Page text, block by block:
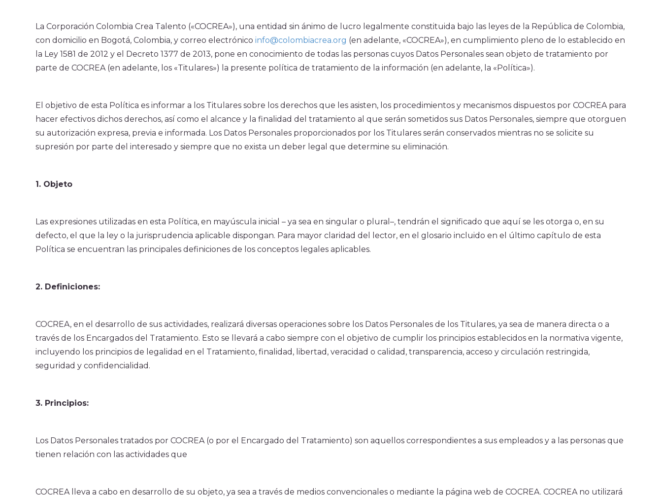
Proyectos Priorizados PAI
Proyectos Avalados 2023
Proyectos Priorizados 2023
Proyectos Priorizados CCB 2024
Convocatoria Territorios
Suscríbete a la Newsletter
A+ A-
La Corporación Colombia Crea Talento («COCREA»), una entidad sin ánimo de lucro legalmente constituida bajo las leyes de la República de Colombia,
con domicilio en Bogotá, Colombia, y correo electrónico info@colombiacrea.org (en adelante, «COCREA»), en cumplimiento pleno de lo establecido en
la Ley 1581 de 2012 y el Decreto 1377 de 2013, pone en conocimiento de todas las personas cuyos Datos Personales sean objeto de tratamiento por
parte de COCREA (en adelante, los «Titulares») la presente política de tratamiento de la información (en adelante, la «Política»).
El objetivo de esta Política es informar a los Titulares sobre los derechos que les asisten, los procedimientos y mecanismos dispuestos por COCREA para
hacer efectivos dichos derechos, así como el alcance y la finalidad del tratamiento al que serán sometidos sus Datos Personales, siempre que otorguen
su autorización expresa, previa e informada. Los Datos Personales proporcionados por los Titulares serán conservados mientras no se solicite su
supresión por parte del interesado y siempre que no exista un deber legal que determine su eliminación.
1. Objeto
Las expresiones utilizadas en esta Política, en mayúscula inicial – ya sea en singular o plural–, tendrán el significado que aquí se les otorga o, en su
defecto, el que la ley o la jurisprudencia aplicable dispongan. Para mayor claridad del lector, en el glosario incluido en el último capítulo de esta
Política se encuentran las principales definiciones de los conceptos legales aplicables.
2. Definiciones:
COCREA, en el desarrollo de sus actividades, realizará diversas operaciones sobre los Datos Personales de los Titulares, ya sea de manera directa o a
través de los Encargados del Tratamiento. Esto se llevará a cabo siempre con el objetivo de cumplir los principios establecidos en la normativa vigente,
incluyendo los principios de legalidad en el Tratamiento, finalidad, libertad, veracidad o calidad, transparencia, acceso y circulación restringida,
seguridad y confidencialidad.
3. Principios:
Los Datos Personales tratados por COCREA (o por el Encargado del Tratamiento) son aquellos correspondientes a sus empleados y a las personas que
tienen relación con las actividades que
COCREA lleva a cabo en desarrollo de su objeto, ya sea a través de medios convencionales o mediante la página web de COCREA. COCREA no utilizará